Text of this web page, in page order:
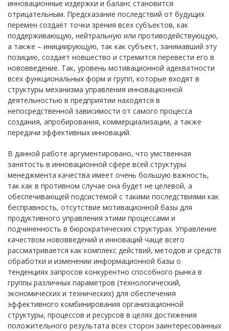
инновационные издержки и баланс становится
отрицательным. Предсказание последствий от будущих
перемен создаёт точки зрения всех субъектов, как
поддерживающую, нейтральную или противодействующую,
а также – инициирующую, так как субъект, занимавший эту
позицию, создает новшество и стремится перевести его в
нововведение. Так, уровень мотивационной адекватности
всех функциональных форм и групп, которые входят в
структуры механизма управления инновационной
деятельностью в предприятии находятся в
непосредственной зависимости от самого процесса
создания, апробирования, коммерциализации, а также
передачи эффективных инноваций.
В данной работе аргументировано, что умственная
занятость в инновационной сфере всей структуры
менеджмента качества имеет очень большую важность,
так как в противном случае она будет не целевой, а
обеспечивающей подсистемой с такими последствиями как
бесправность, отсутствие мотивационной базы для
продуктивного управления этими процессами и
подчиненность в бюрократических структурах. Управление
качеством нововведений и инноваций чаще всего
рассматривается как комплекс действий, методов и средств
обработки и изменении информационной базы о
тенденциях запросов конкурентно способного рынка в
группы различных параметров (технологический,
экономических и технических) для обеспечения
эффективного комбинирования организационной
структуры, процессов и ресурсов в целях достижения
положительного результата всех сторон заинтересованных